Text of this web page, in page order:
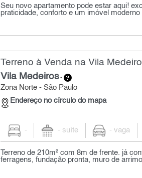
Seu novo apartamento pode estar aqui!
praticidade, conforto e um imóvel
Terreno à Venda na Vila
Vila Medeiros-
Zona Norte - São Paulo
Endereço no círculo do mapa
- - suíte - vaga
Terreno de 210m² com 8m de frente. já
ferragens, fundação pronta, muro de